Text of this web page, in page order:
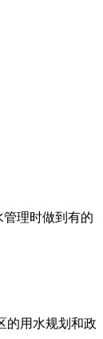
理时做到有的
的用水规划和政